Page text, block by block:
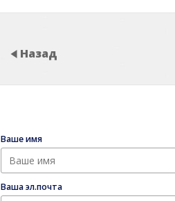
Назад
Ваше имя
Ваша эл.почта